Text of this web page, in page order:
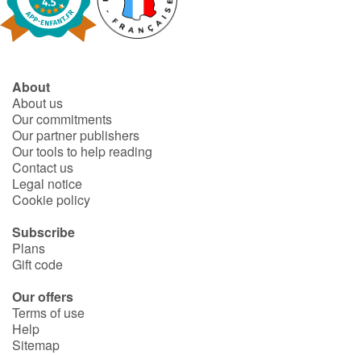
About
About us
Our commitments
Our partner publishers
Our tools to help reading
Contact us
Legal notice
Cookie policy
Subscribe
Plans
Gift code
Our offers
Terms of use
Help
Sitemap